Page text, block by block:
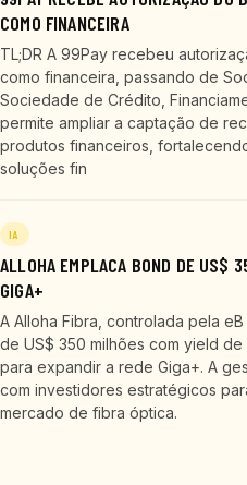
COMO FINANCEIRA
TL;DR A 99Pay recebeu
como financeira, passando de
Sociedade de Crédito,
permite ampliar a captação de
produtos financeiros,
soluções fin
IA
ALLOHA EMPLACA BOND DE US$
GIGA+
A Alloha Fibra, controlada pela
de US$ 350 milhões com yield
para expandir a rede Giga+. A
com investidores estratégicos
mercado de fibra óptica.